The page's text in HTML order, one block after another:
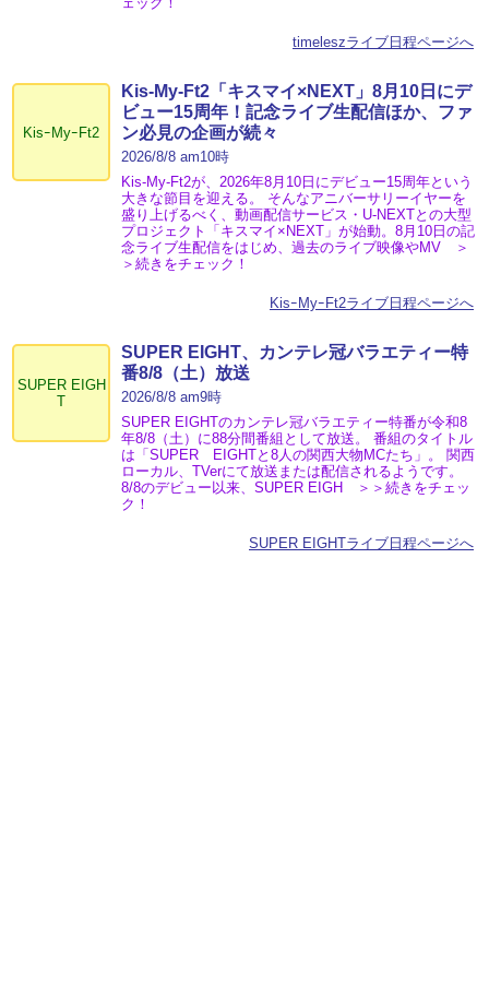
timeleszライブ日程ページへ
KisｰMyｰFt2
Kis-My-Ft2「キスマイ×NEXT」8月10日にデ
ビュー15周年！記念ライブ生配信ほか、ファ
ン必見の企画が続々
2026/8/8 am10時
Kis-My-Ft2が、2026年8月10日にデビュー15周年という
大きな節目を迎える。 そんなアニバーサリーイヤーを
盛り上げるべく、動画配信サービス・U-NEXTとの大型
プロジェクト「キスマイ×NEXT」が始動。8月10日の記
念ライブ生配信をはじめ、過去のライブ映像やMV ＞
＞続きをチェック！
KisｰMyｰFt2ライブ日程ページへ
SUPER EIGH
T
SUPER EIGHT、カンテレ冠バラエティー特
番8/8（土）放送
2026/8/8 am9時
SUPER EIGHTのカンテレ冠バラエティー特番が令和8
年8/8（土）に88分間番組として放送。 番組のタイトル
は「SUPER EIGHTと8人の関西大物MCたち」。 関西
ローカル、TVerにて放送または配信されるようです。
8/8のデビュー以来、SUPER EIGH ＞＞続きをチェッ
ク！
SUPER EIGHTライブ日程ページへ